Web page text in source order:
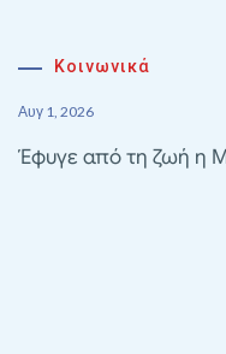
Κοινωνικά
Αυγ 1, 2026
Έφυγε από τη ζωή η